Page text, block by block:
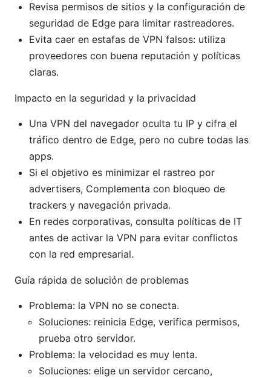
Revisa permisos de sitios y la configuración de
seguridad de Edge para limitar rastreadores.
Evita caer en estafas de VPN falsos: utiliza
proveedores con buena reputación y políticas
claras.
Impacto en la seguridad y la privacidad
Una VPN del navegador oculta tu IP y cifra el
tráfico dentro de Edge, pero no cubre todas las
apps.
Si el objetivo es minimizar el rastreo por
advertisers, Complementa con bloqueo de
trackers y navegación privada.
En redes corporativas, consulta políticas de IT
antes de activar la VPN para evitar conflictos
con la red empresarial.
Guía rápida de solución de problemas
Problema: la VPN no se conecta.
Soluciones: reinicia Edge, verifica permisos,
prueba otro servidor.
Problema: la velocidad es muy lenta.
Soluciones: elige un servidor cercano,